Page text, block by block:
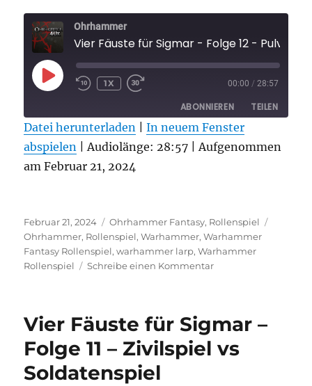
Ohrhammer
PLAY
EPISODE
1X 00:00 / 28:57
ABONNIEREN TEILEN
RSS FEED
TEILEN
LINK
Datei herunterladen |In neuem Fenster
abspielen |Audiolänge: 28:57 |Aufgenommen
am Februar 21, 2024
Veröffentlicht
am
Februar 21, 2024 Kategorien
Ohrhammer Fantasy, Rollenspiel
Ohrhammer, Rollenspiel,Warhammer,Warhammer
Fantasy Rollenspiel,warhammer larp,Warhammer
Rollenspiel
Schreibe einen Kommentarzu
Sigmar
Folge
Vier Fäuste für Sigmar –
Folge 11 – Zivilspiel vs
Soldatenspiel